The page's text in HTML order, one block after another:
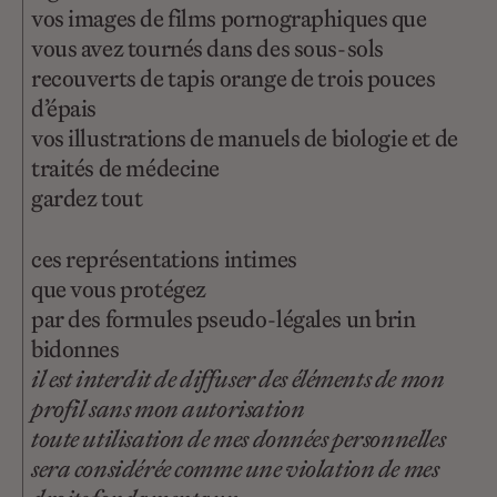
vos images de films pornographiques que
vous avez tournés dans des sous-sols
recouverts de tapis orange de trois pouces
d’épais
vos illustrations de manuels de biologie et de
traités de médecine
gardez tout
ces représentations intimes
que vous protégez
par des formules pseudo-légales un brin
bidonnes
il est interdit de diffuser des éléments de mon
profil sans mon autorisation
toute utilisation de mes données personnelles
sera considérée comme une violation de mes